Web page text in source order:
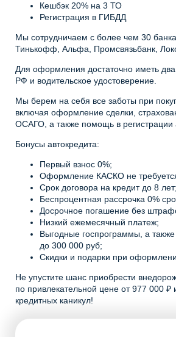
Кешбэк 20% на 3 ТО
Регистрация в ГИБДД
Мы сотрудничаем с более чем 30
Тинькофф, Альфа, Промсвязьбанк,
Для оформления достаточно иметь
РФ и водительское удостоверение.
Мы берем на себя все заботы при
включая оформление сделки,
ОСАГО, а также помощь в регистрации
Бонусы автокредита:
Первый взнос 0%;
Оформление КАСКО не
Срок договора на кредит до 8 лет;
Беспроцентная рассрочка 0%
Досрочное погашение без
Низкий ежемесячный платеж;
Выгодные госпрограммы, а
до 300 000 руб;
Скидки и подарки при
Не упустите шанс приобрести
по привлекательной цене от 977 000 ₽
кредитных каникул!